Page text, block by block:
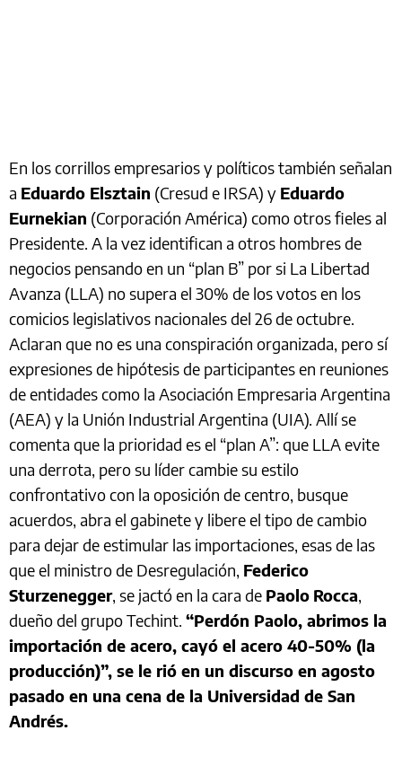
En los corrillos empresarios y políticos también señalan
a Eduardo Elsztain (Cresud e IRSA) y Eduardo
Eurnekian (Corporación América) como otros fieles al
Presidente. A la vez identifican a otros hombres de
negocios pensando en un “plan B” por si La Libertad
Avanza (LLA) no supera el 30% de los votos en los
comicios legislativos nacionales del 26 de octubre.
Aclaran que no es una conspiración organizada, pero sí
expresiones de hipótesis de participantes en reuniones
de entidades como la Asociación Empresaria Argentina
(AEA) y la Unión Industrial Argentina (UIA). Allí se
comenta que la prioridad es el “plan A”: que LLA evite
una derrota, pero su líder cambie su estilo
confrontativo con la oposición de centro, busque
acuerdos, abra el gabinete y libere el tipo de cambio
para dejar de estimular las importaciones, esas de las
que el ministro de Desregulación, Federico
Sturzenegger, se jactó en la cara de Paolo Rocca,
dueño del grupo Techint. “Perdón Paolo, abrimos la
importación de acero, cayó el acero 40-50% (la
producción)”, se le rió en un discurso en agosto
pasado en una cena de la Universidad de San
Andrés.